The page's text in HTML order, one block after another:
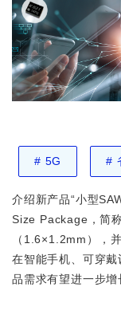
# 5G #
介绍新产品“小型
Size Package，简
（1.6×1.2mm），
在智能手机、可穿
品需求有望进一步增